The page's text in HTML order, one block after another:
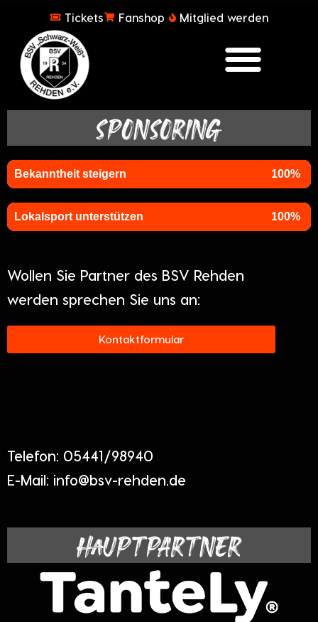
Tickets Fanshop Mitglied werden
SPONSORING
Bekanntheit steigern 100%
Lokalsport unterstützen 100%
Wollen Sie Partner des BSV Rehden
werden sprechen Sie uns an:
Kontaktformular
Telefon: 05441/98940
E-Mail: info@bsv-rehden.de
HAUPTPARTNER